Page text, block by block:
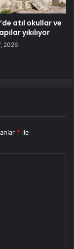
atıl okullar ve
yıkılıyor
2026
* ile